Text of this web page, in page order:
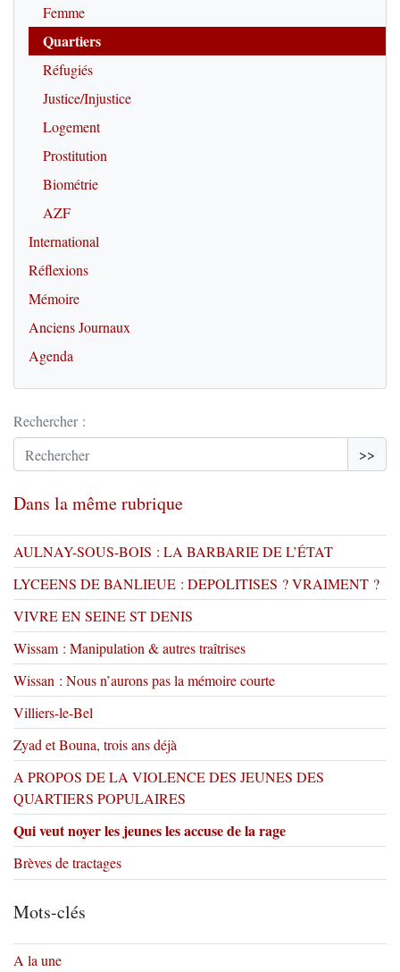
Femme
Quartiers
Réfugiés
Justice/Injustice
Logement
Prostitution
Biométrie
AZF
International
Réflexions
Mémoire
Anciens Journaux
Agenda
Rechercher :
>>
Dans la même rubrique
AULNAY-SOUS-BOIS : LA BARBARIE DE L’ÉTAT
LYCEENS DE BANLIEUE : DEPOLITISES ? VRAIMENT ?
VIVRE EN SEINE ST DENIS
Wissam : Manipulation & autres traîtrises
Wissan : Nous n’aurons pas la mémoire courte
Villiers-le-Bel
Zyad et Bouna, trois ans déjà
A PROPOS DE LA VIOLENCE DES JEUNES DES
QUARTIERS POPULAIRES
Qui veut noyer les jeunes les accuse de la rage
Brèves de tractages
Mots-clés
A la une